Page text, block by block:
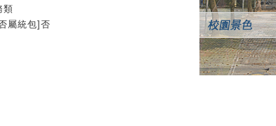
類
屬統包]否